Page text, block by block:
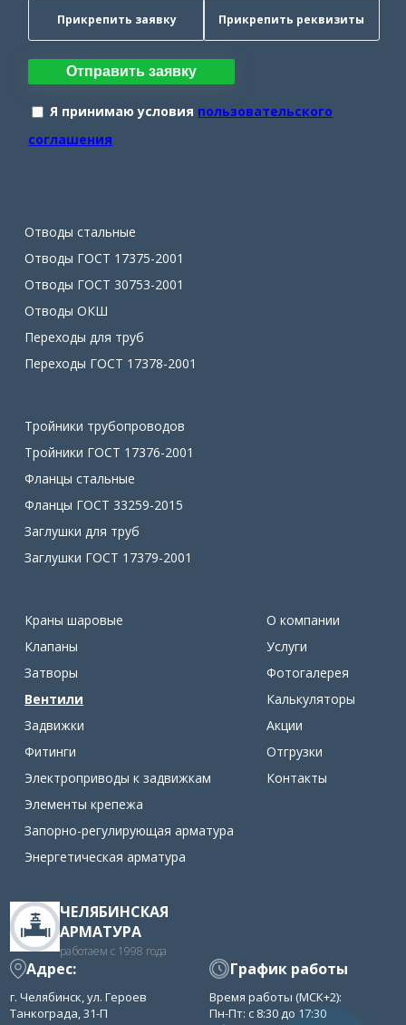
Прикрепить заявку Прикрепить реквизиты
Отправить заявку
Я принимаю условия пользовательского
соглашения
Отводы стальные
Отводы ГОСТ 17375-2001
Отводы ГОСТ 30753-2001
Отводы ОКШ
Переходы для труб
Переходы ГОСТ 17378-2001
Тройники трубопроводов
Тройники ГОСТ 17376-2001
Фланцы стальные
Фланцы ГОСТ 33259-2015
Заглушки для труб
Заглушки ГОСТ 17379-2001
Краны шаровые
Клапаны
Затворы
Вентили
Задвижки
Фитинги
Электроприводы к задвижкам
Элементы крепежа
Запорно-регулирующая арматура
Энергетическая арматура
О компании
Услуги
Фотогалерея
Калькуляторы
Акции
Отгрузки
Контакты
ЧЕЛЯБИНСКАЯ
АРМАТУРА
работаем с 1998 года
Адрес:
г. Челябинск, ул. Героев
Танкограда, 31-П
График работы
Время работы (МСК+2):
Пн-Пт: с 8:30 до 17:30